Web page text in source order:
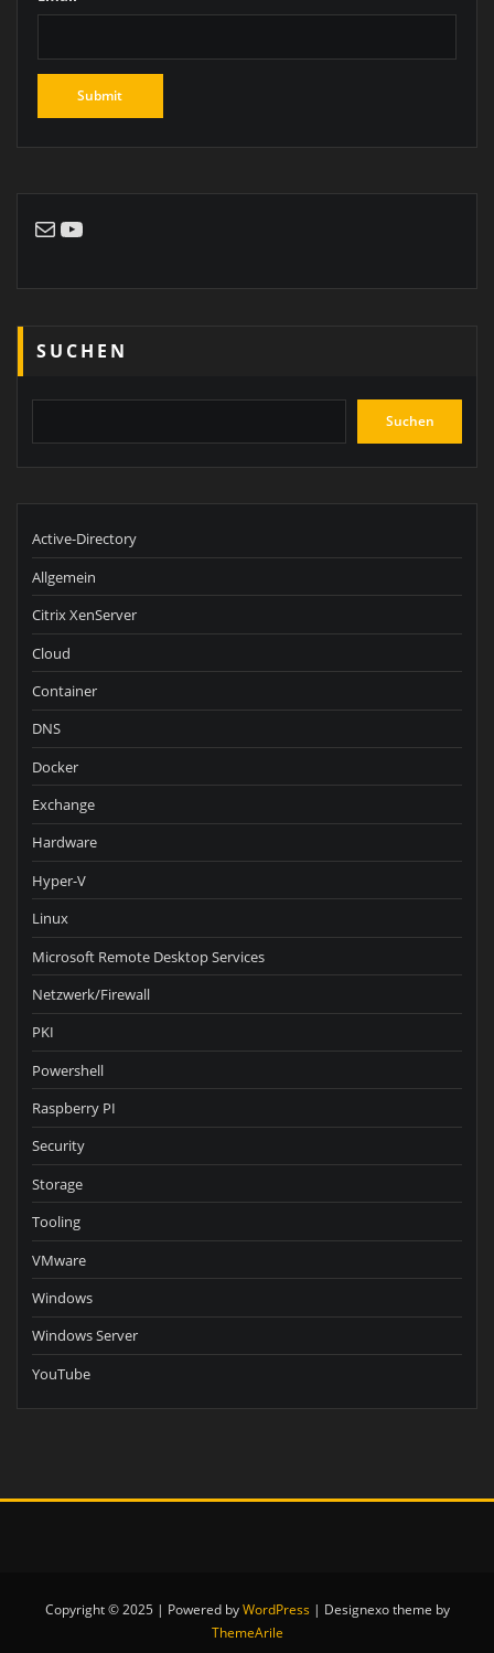
E-MailYouTube
SUCHEN
Suchen
Active-Directory
Allgemein
Citrix XenServer
Cloud
Container
DNS
Docker
Exchange
Hardware
Hyper-V
Linux
Microsoft Remote Desktop Services
Netzwerk/Firewall
PKI
Powershell
Raspberry PI
Security
Storage
Tooling
VMware
Windows
Windows Server
YouTube
Copyright © 2025 | Powered byWordPress | Designexo theme by
ThemeArile